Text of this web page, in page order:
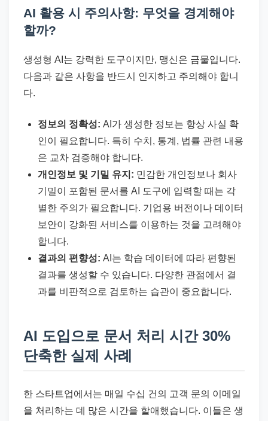
AI 활용 시 주의사항: 무엇을 경계해야
할까?
생성형 AI는 강력한 도구이지만, 맹신은 금물입니다.
다음과 같은 사항을 반드시 인지하고 주의해야 합니
다.
정보의 정확성: AI가 생성한 정보는 항상 사실 확
인이 필요합니다. 특히 수치, 통계, 법률 관련 내용
은 교차 검증해야 합니다.
개인정보 및 기밀 유지: 민감한 개인정보나 회사
기밀이 포함된 문서를 AI 도구에 입력할 때는 각
별한 주의가 필요합니다. 기업용 버전이나 데이터
보안이 강화된 서비스를 이용하는 것을 고려해야
합니다.
결과의 편향성: AI는 학습 데이터에 따라 편향된
결과를 생성할 수 있습니다. 다양한 관점에서 결
과를 비판적으로 검토하는 습관이 중요합니다.
AI 도입으로 문서 처리 시간 30%
단축한 실제 사례
한 스타트업에서는 매일 수십 건의 고객 문의 이메일
을 처리하는 데 많은 시간을 할애했습니다. 이들은 생